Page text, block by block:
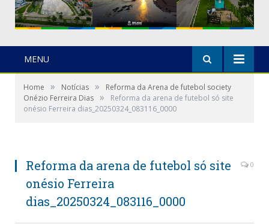
MENU
Home » Notícias »
Reforma da Arena de futebol society
Onézio Ferreira Dias »
Reforma da arena de futebol só site
onésio Ferreira dias_20250324_083116_0000
Reforma da arena de futebol só site
onésio Ferreira
dias_20250324_083116_0000
0